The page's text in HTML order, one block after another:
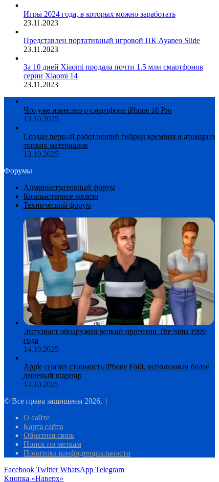
Игры 2024 года, в которых можно заработать
23.11.2023
Представлен портативный игровой ПК Ayaneo Slide
23.11.2023
За 10 дней Xiaomi продала почти 1.5 млн смартфонов
серии Xiaomi 14
23.11.2023
Что уже известно о смартфоне iPhone 18 Pro
13.10.2025
Создан первый работающий гибрид кремния и атомарно
тонких материалов
13.10.2025
Форумы
Административный форум
Компьютерное железо
Технический форум
Энтузиаст обнаружил редкий прототип The Sims 1999
года
14.10.2025
Apple снизит стоимость iPhone Fold, использовав более
дешевый шарнир
14.10.2025
© Все права защищены 2026, |
О сайте
Карта сайта
Обратная связь
Поиск по меткам
Политика конфиденциальности
Facebook Twitter WhatsApp Telegram
Кнопка «Наверх»